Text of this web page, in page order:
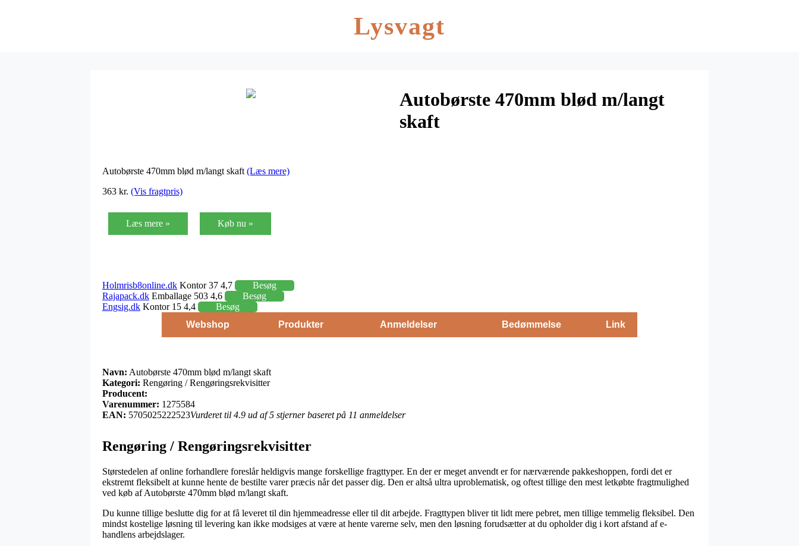
Lysvagt
Autobørste 470mm blød m/langt
skaft
Autobørste 470mm blød m/langt skaft (Læs mere)
363 kr. (Vis fragtpris)
Læs mere » Køb nu »
Holmrisb8online.dk Kontor 37 4,7
Besøg
Rajapack.dk Emballage 503 4,6
Besøg
Engsig.dk Kontor 15 4,4
Besøg
Webshop
Produkter Anmeldelser Bedømmelse Link
Navn: Autobørste 470mm blød m/langt skaft
Kategori: Rengøring / Rengøringsrekvisitter
Producent:
Varenummer: 1275584
EAN: 5705025222523Vurderet til 4.9 ud af 5 stjerner baseret på 11 anmeldelser
Rengøring / Rengøringsrekvisitter
Størstedelen af online forhandlere foreslår heldigvis mange forskellige fragttyper. En der er meget anvendt er for nærværende pakkeshoppen, fordi det er
ekstremt fleksibelt at kunne hente de bestilte varer præcis når det passer dig. Den er altså ultra uproblematisk, og oftest tillige den mest letkøbte fragtmulighed
ved køb af Autobørste 470mm blød m/langt skaft.
Du kunne tillige beslutte dig for at få leveret til din hjemmeadresse eller til dit arbejde. Fragttypen bliver tit lidt mere pebret, men tillige temmelig fleksibel. Den
mindst kostelige løsning til levering kan ikke modsiges at være at hente varerne selv, men den løsning forudsætter at du opholder dig i kort afstand af e-
handlens arbejdslager.